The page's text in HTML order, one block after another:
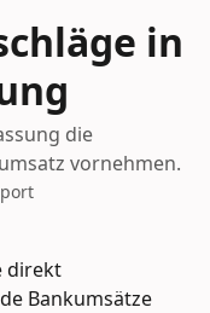
in
die
vornehmen.
direkt
Bankumsätze